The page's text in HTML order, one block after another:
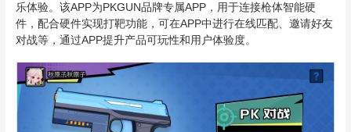
乐体验。该APP为PKGUN品牌专属APP，用于连接枪体智能硬
件，配合硬件实现打靶功能，可在APP中进行在线匹配、邀请好友
对战等，通过APP提升产品可玩性和用户体验度。